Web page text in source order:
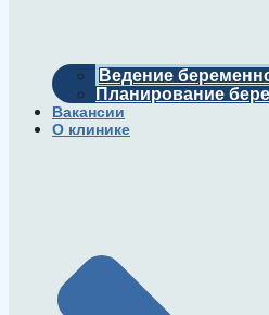
Ведение
Планирование
Вакансии
О клинике